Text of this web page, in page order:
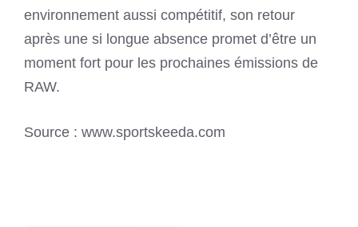
environnement aussi compétitif, son retour
après une si longue absence promet d’être un
moment fort pour les prochaines émissions de
RAW.
Source : www.sportskeeda.com